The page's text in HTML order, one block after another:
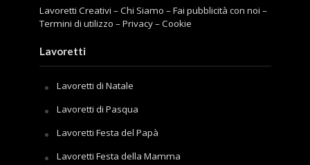
Lavoretti Creativi –Chi Siamo –Fai pubblicità con noi –
Termini di utilizzo –Privacy–Cookie
Lavoretti
Lavoretti di Natale
Lavoretti di Pasqua
Lavoretti Festa del Papà
Lavoretti Festa della Mamma